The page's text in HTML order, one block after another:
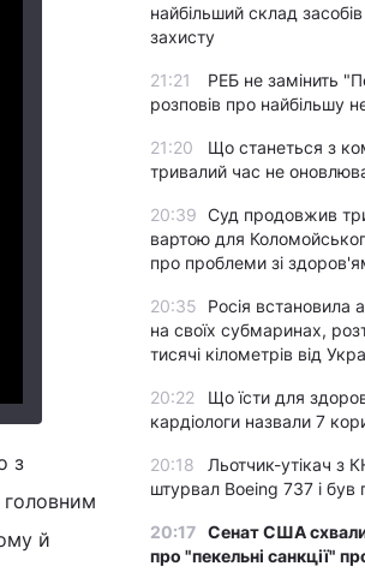
з
й
найбільший склад
захисту
21:21
РЕБ не замінить
розповів про найбільшу
21:20
Що станеться з
тривалий час не
20:39 Суд продовжив
вартою для
про проблеми зі
20:35
Росія встановила
на своїх субмаринах,
тисячі кілометрів від
20:22
Що їсти для
кардіологи назвали 7
20:18
Льотчик-утікач з
штурвал Boeing 737 і
20:17 Сенат США
про "пекельні санкції"